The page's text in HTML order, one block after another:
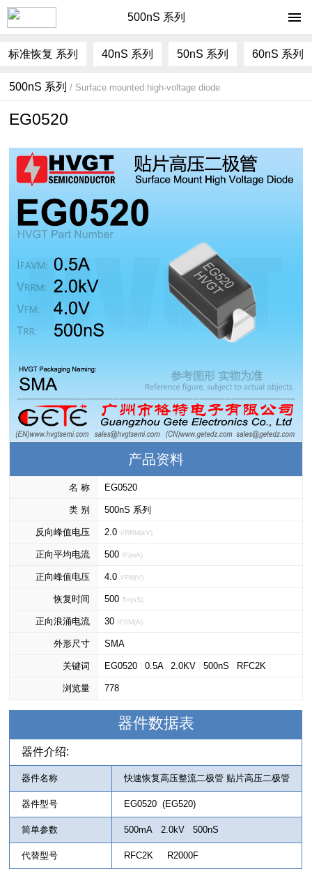
500nS 系列
标准恢复 系列 40nS 系列 50nS 系列 60nS 系列
500nS 系列/ Surface mounted high-voltage diode
EG0520
产品资料
名 称 EG0520
类 别 500nS 系列
反向峰值电压 2.0VRRM(kV)
正向平均电流 500 IF(mA)
正向峰值电压 4.0VFM(V)
恢复时间 500Trr(nS)
正向浪涌电流 30 IFSM(A)
外形尺寸 SMA
关键词 EG0520 |0.5A|2.0KV |500nS RFC2K
R2000F
浏览量 778
器件数据表
器件介绍:
器件名称 快速恢复高压整流二极管 贴片高压二极管
器件型号 EG0520 (EG520)
简单参数 500mA 2.0kV 500nS
代替型号 RFC2K R2000F